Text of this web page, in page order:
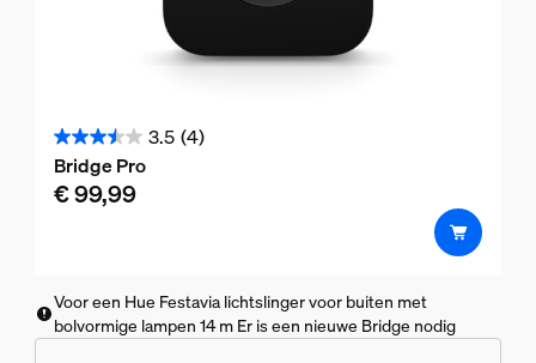
3.5 (4)
3.5
van
de
4
beoordelingen
Bridge Pro
€ 99,99
Voor een Hue Festavia lichtslinger voor buiten met
bolvormige lampen 14 m Er is een nieuwe Bridge nodig